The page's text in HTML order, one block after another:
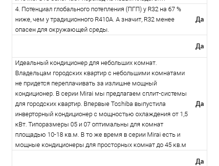
4. Потенциал глобального потепления (ПГП) у R32 на 67 %
ниже, чем у традиционного R410A. А значит, R32 менее
опасен для окружающей среды.
Да
Да
Идеальный кондиционер для небольших комнат.
Владельцам городских квартир с небольшими комнатами
не придется переплачивать за излишне мощный
кондиционер. В серии Mirai мы предлагаем сплит-системы
для городских квартир. Впервые Toshiba выпустила
инверторный кондиционер с мощностью охлаждения от 1,5
кВт. Типоразмеры 05 и 07 оптимальны для комнат
площадью 10-18 кв.м. В то же время в серии Mirai есть и
мощные кондиционеры для просторных комнат до 45 кв.м
Да
Да